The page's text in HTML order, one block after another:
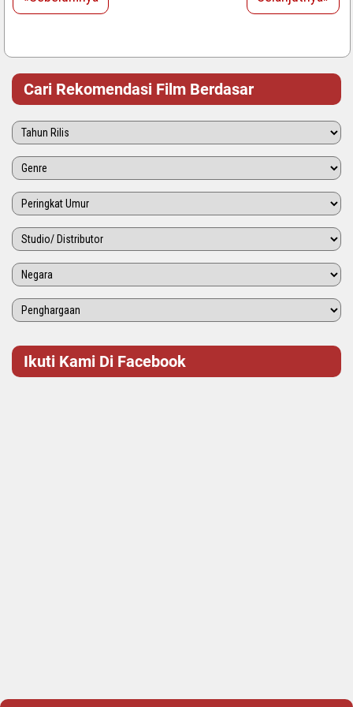
Cari Rekomendasi Film Berdasar
Ikuti Kami Di Facebook